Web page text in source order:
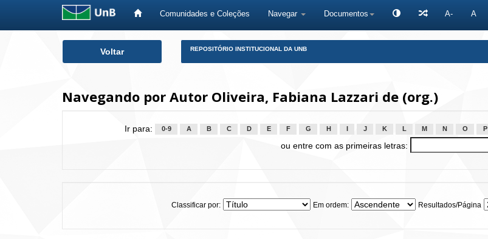
Comunidades e Coleções Navegar Documentos A- A
Voltar REPOSITÓRIO INSTITUCIONAL DA UNB
Navegando por Autor Oliveira, Fabiana Lazzari de (org.)
Ir para: 0-9 A B C D E F G H J K L M N O P
ou entre com as primeiras letras:
Classificar por: Em ordem: Resultados/Página